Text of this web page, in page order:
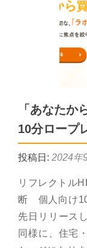
「あなた
10分ロープ
投稿日: 2024年
リフレクトル
断 個人向け
先日リリース
同様に、住宅